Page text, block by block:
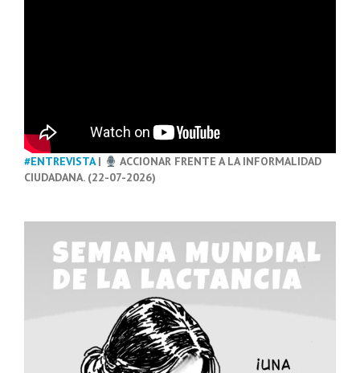
#ENTREVISTA|
ACCIONAR FRENTE A LA INFORMALIDAD
CIUDADANA. (22-07-2026)